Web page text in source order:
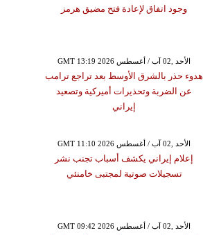
وجود اتفاق لإعادة فتح مضيق هرمز
GMT 13:19 2026 الأحد ,02 آب / أغسطس
هدوء حذر بالشرق الأوسط بعد تراجع ترامب
عن الضربة وتحذيرات أميركية وتصعيد
إيراني
GMT 11:10 2026 الأحد ,02 آب / أغسطس
إعلام إيراني يكشف أسباب تجنب نشر
تسجيلات صوتية لمجتبى خامنئي
GMT 09:42 2026 الأحد ,02 آب / أغسطس